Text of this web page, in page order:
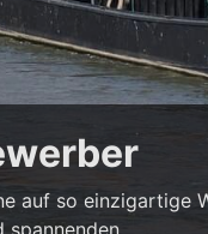
auf so einzigartige